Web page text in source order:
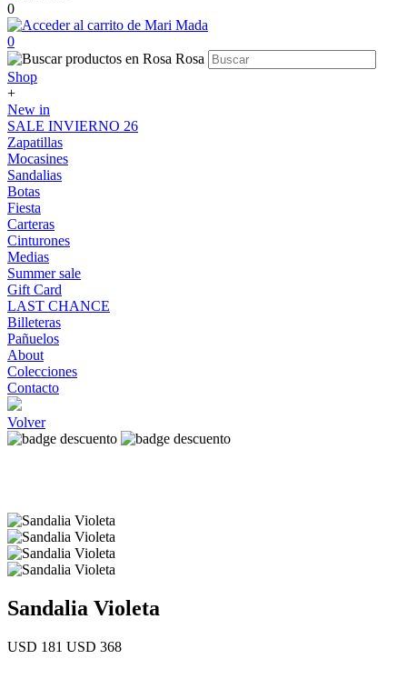
0
0
Shop
+
New in
SALE INVIERNO 26
Zapatillas
Mocasines
Sandalias
Botas
Fiesta
Carteras
Cinturones
Medias
Summer sale
Gift Card
LAST CHANCE
Billeteras
Pañuelos
About
Colecciones
Contacto
Volver
Sandalia Violeta
USD 181 USD 368